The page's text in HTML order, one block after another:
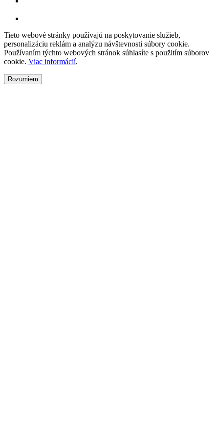
Tieto webové stránky používajú na poskytovanie služieb,
personalizáciu reklám a analýzu návštevnosti súbory cookie.
Používaním týchto webových stránok súhlasíte s použitím súborov
cookie. Viac informácií.
Rozumiem